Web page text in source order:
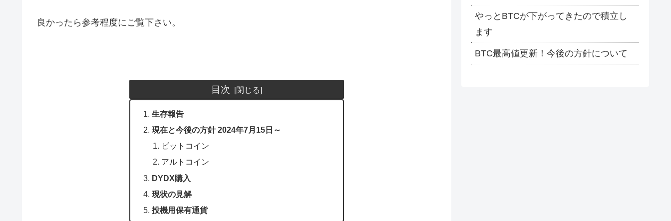
良かったら参考程度にご覧下さい。
目次
生存報告
現在と今後の方針 2024年7月15日～
ビットコイン
アルトコイン
DYDX購入
現状の見解
投機用保有通貨
やっとBTCが下がってきたので積立し
ます
BTC最高値更新！今後の方針について